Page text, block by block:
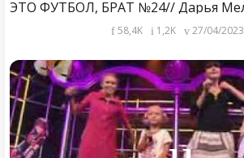
58,4K 1,2K 27/04/2023